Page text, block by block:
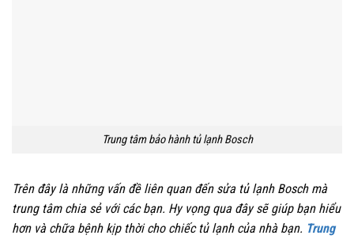
Trung tâm bảo hành tủ lạnh Bosch
Trên đây là những vấn đề liên quan đến sửa tủ lạnh Bosch mà
trung tâm chia sẻ với các bạn. Hy vọng qua đây sẽ giúp bạn hiểu
hơn và chữa bệnh kịp thời cho chiếc tủ lạnh của nhà bạn. Trung